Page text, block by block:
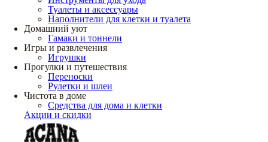
Туалеты и аксессуары
Наполнители для клетки и туалета
Домашний уют
Гамаки и тоннели
Игры и развлечения
Игрушки
Прогулки и путешествия
Переноски
Рулетки и шлеи
Чистота в доме
Средства для дома и клетки
Акции и скидки